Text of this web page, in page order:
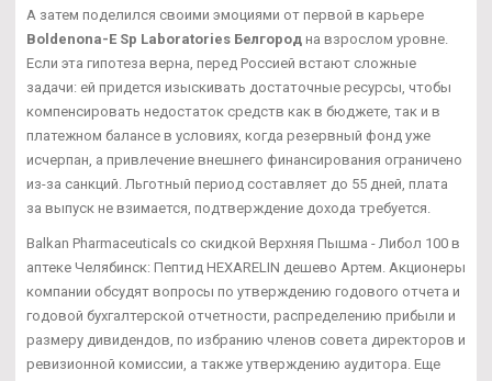
А затем поделился своими эмоциями от первой в карьере
Boldenona-E Sp Laboratories Белгород на взрослом уровне.
Если эта гипотеза верна, перед Россией встают сложные
задачи: ей придется изыскивать достаточные ресурсы, чтобы
компенсировать недостаток средств как в бюджете, так и в
платежном балансе в условиях, когда резервный фонд уже
исчерпан, а привлечение внешнего финансирования ограничено
из-за санкций. Льготный период составляет до 55 дней, плата
за выпуск не взимается, подтверждение дохода требуется.
Balkan Pharmaceuticals со скидкой Верхняя Пышма - Либол 100 в
аптеке Челябинск: Пептид HEXARELIN дешево Артем. Акционеры
компании обсудят вопросы по утверждению годового отчета и
годовой бухгалтерской отчетности, распределению прибыли и
размеру дивидендов, по избранию членов совета директоров и
ревизионной комиссии, а также утверждению аудитора. Еще